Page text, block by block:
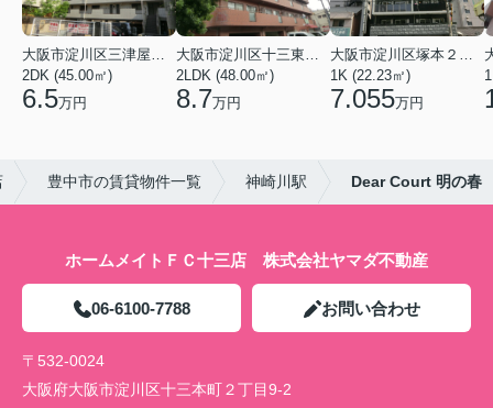
大阪市淀川区三津屋南２丁目
2DK (45.00㎡)
6.5万円
大阪市淀川区十三東４丁目
2LDK (48.00㎡)
8.7万円
大阪市淀川区塚本２丁目
1K (22.23㎡)
7.055万円
豊中市の賃貸物件一覧 神崎川駅 Dear Court 明の春
ホームメイトＦＣ十三店 株式会社ヤマダ不動産
06-6100-7788 お問い合わせ
〒532-0024
大阪府大阪市淀川区十三本町２丁目9-2